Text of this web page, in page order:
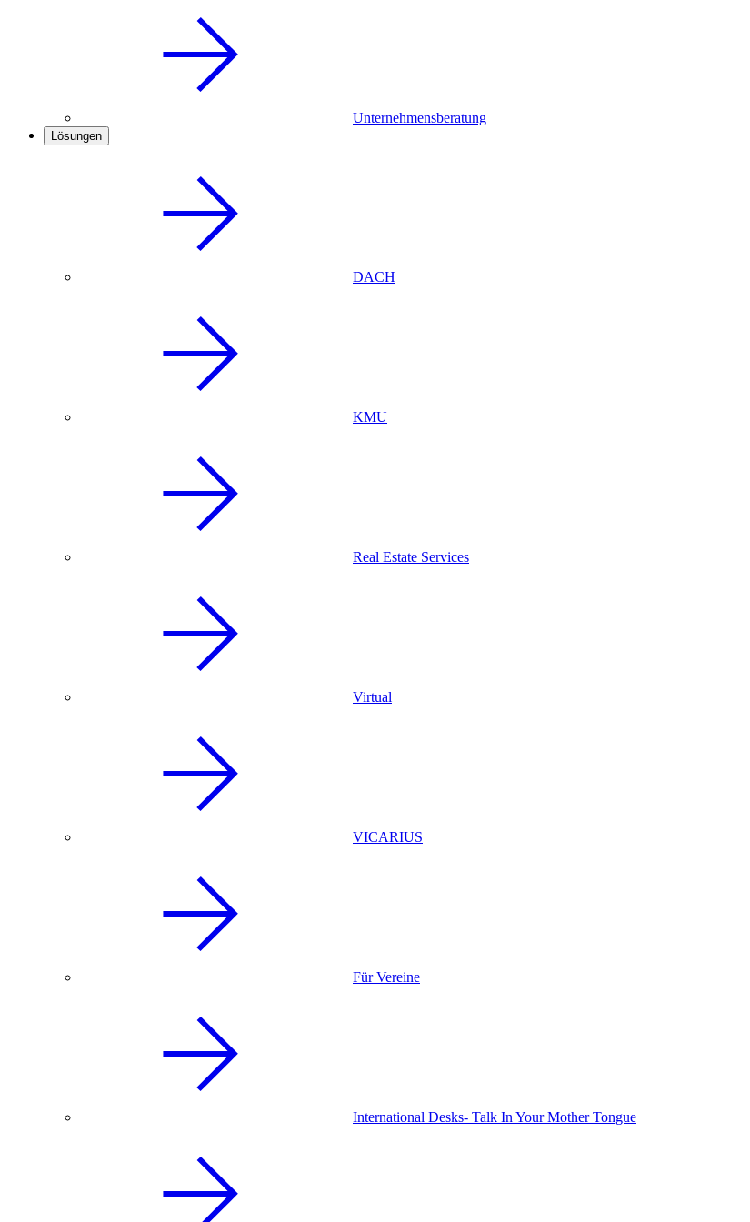
Unternehmensberatung
Lösungen
DACH
KMU
Real Estate Services
Virtual
VICARIUS
Für Vereine
International Desks- Talk In Your Mother Tongue